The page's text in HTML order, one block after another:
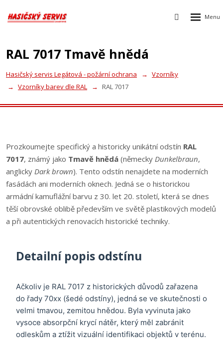
Vyhledávání
Rozbalení
RAL 7017 Tmavě hnědá
Hasičský servis Legátová - požární ochrana
Vzorníky
Vzorníky barev dle RAL
RAL 7017
Prozkoumejte specifický a historicky unikátní odstín RAL
7017, známý jako Tmavě hnědá (německy Dunkelbraun,
anglicky Dark brown). Tento odstín nenajdete na moderních
fasádách ani moderních oknech. Jedná se o historickou
armádní kamuflážní barvu z 30. let 20. století, která se dnes
těší obrovské oblibě především ve světě plastikových modelů
a při autentických renovacích historické techniky.
Detailní popis odstínu
Ačkoliv je RAL 7017 z historických důvodů zařazena
do řady 70xx (šedé odstíny), jedná se ve skutečnosti o
velmi tmavou, zemitou hnědou. Byla vyvinuta jako
vysoce absorpční krycí nátěr, který měl zabránit
odleskům a ztížit vizuální identifikaci objektů v terénu.